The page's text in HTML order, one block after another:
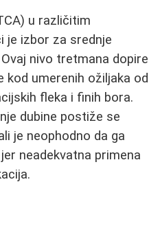
u različitim
je izbor za srednje
Ovaj nivo tretmana dopire
kod umerenih ožiljaka od
fleka i finih bora.
dubine postiže se
je neophodno da ga
neadekvatna primena